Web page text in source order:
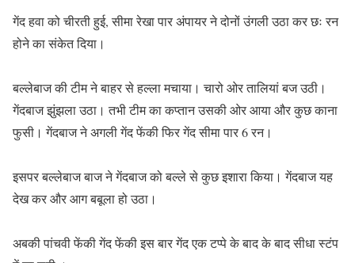
गेंद हवा को चीरती हुई, सीमा रेखा पार अंपायर ने दोनों उंगली उठा कर छः रन
होने का संकेत दिया।
बल्लेबाज की टीम ने बाहर से हल्ला मचाया। चारो ओर तालियां बज उठी।
गेंदबाज झुंझला उठा। तभी टीम का कप्तान उसकी ओर आया और कुछ काना
फुसी। गेंदबाज ने अगली गेंद फेंकी फिर गेंद सीमा पार 6 रन।
इसपर बल्लेबाज बाज ने गेंदबाज को बल्ले से कुछ इशारा किया। गेंदबाज यह
देख कर और आग बबूला हो उठा।
अबकी पांचवी फेंकी गेंद फेंकी इस बार गेंद एक टप्पे के बाद के बाद सीधा स्टंप